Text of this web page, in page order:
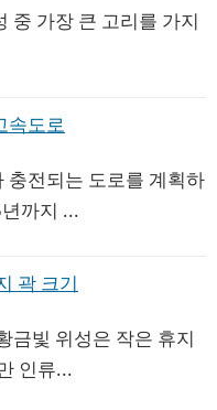
중 가장 큰 고리를 가지
속도로
충전되는 도로를 계획하
까지 ...
곽 크기
금빛 위성은 작은 휴지
인류...